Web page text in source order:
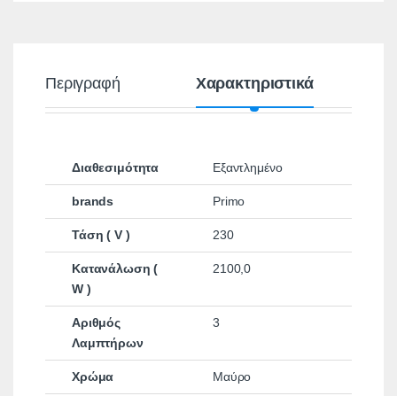
Περιγραφή Χαρακτηριστικά
Διαθεσιμότητα Εξαντλημένο
brands Primo
Τάση ( V ) 230
Κατανάλωση (
W )
2100,0
Αριθμός
Λαμπτήρων
3
Χρώμα Μαύρο